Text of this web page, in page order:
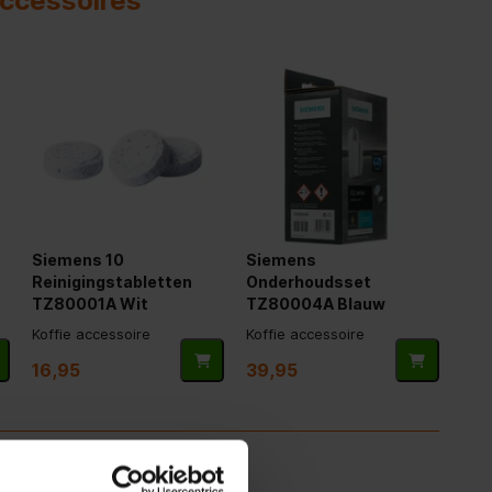
Siemens 10
Reinigingstabletten
TZ80001A Wit
Koffie accessoire
16,95
Siemens
Onderhoudsset
TZ80004A Blauw
Koffie accessoire
39,95
nodig?